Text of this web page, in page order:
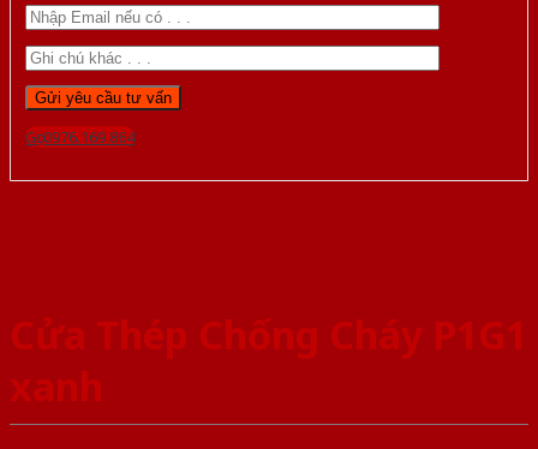
Gọi 0976.169.864
Cửa Thép Chống Cháy P1G1
xanh